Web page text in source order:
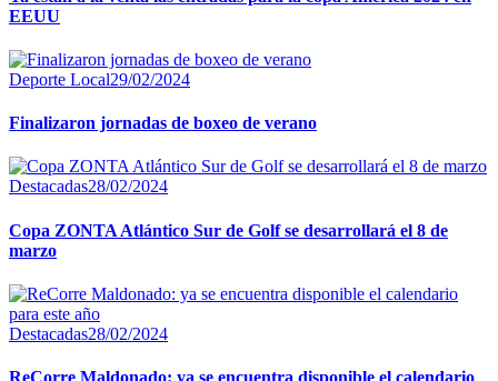
EEUU
Deporte Local29/02/2024
Finalizaron jornadas de boxeo de verano
Destacadas28/02/2024
Copa ZONTA Atlántico Sur de Golf se desarrollará el 8 de
marzo
Destacadas28/02/2024